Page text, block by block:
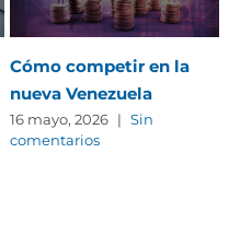
Cómo competir en la
nueva Venezuela
16 mayo, 2026 | Sin
comentarios